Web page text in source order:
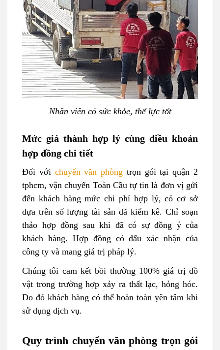
Nhân viên có sức khỏe, thể lực tốt
Mức giá thành hợp lý cùng điều khoản
hợp đồng chi tiết
Đối với chuyển văn phòng trọn gói tại quận 2
tphcm, vận chuyển Toàn Cầu tự tin là đơn vị gửi
đến khách hàng mức chi phí hợp lý, có cơ sở
dựa trên số lượng tài sản đã kiểm kê. Chỉ soạn
thảo hợp đồng sau khi đã có sự đồng ý của
khách hàng. Hợp đồng có dấu xác nhận của
công ty và mang giá trị pháp lý.
Chúng tôi cam kết bồi thường 100% giá trị đồ
vật trong trường hợp xảy ra thất lạc, hỏng hóc.
Do đó khách hàng có thể hoàn toàn yên tâm khi
sử dụng dịch vụ.
Quy trình chuyển văn phòng trọn gói